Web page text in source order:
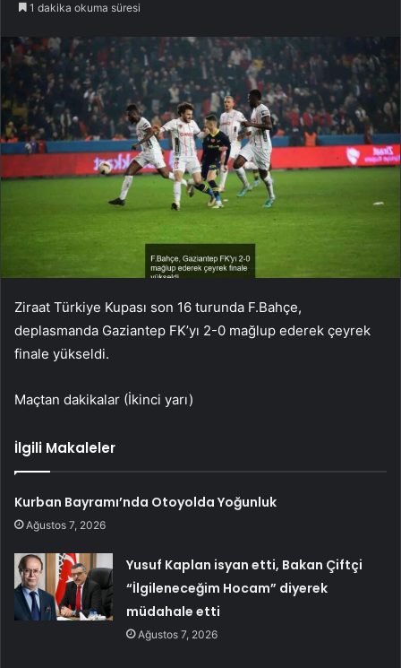
1 dakika okuma süresi
Ziraat Türkiye Kupası son 16 turunda F.Bahçe,
deplasmanda Gaziantep FK’yı 2-0 mağlup ederek çeyrek
finale yükseldi.
Maçtan dakikalar (İkinci yarı)
İlgili Makaleler
Kurban Bayramı’nda Otoyolda Yoğunluk
Ağustos 7, 2026
Yusuf Kaplan isyan etti, Bakan Çiftçi
“İlgileneceğim Hocam” diyerek
müdahale etti
Ağustos 7, 2026